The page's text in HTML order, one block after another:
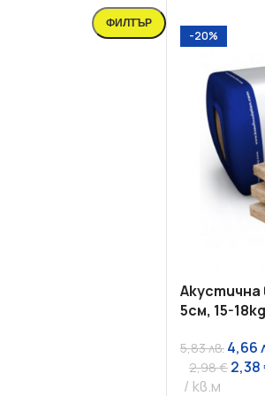
ФИЛТЪР
-20%
Акустична
5см, 15-
5,83лв. 4,66
2,98€ 2,38
кв.м